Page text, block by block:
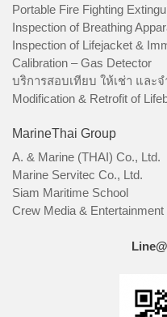
Portable Fire Fighting
Inspection of Breathing
Inspection of Lifejacket &
Calibration – Gas Detector
บริการสอบเทียบ ให้เช่า และ
Modification & Retrofit of
MarineThai Group
A. & Marine (THAI) Co., Ltd.
Marine Servitec Co., Ltd.
Siam Maritime School
Crew Media & Entertainment